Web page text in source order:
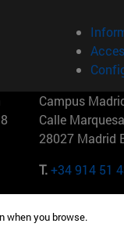
Campus
Calle
28027 Madrid
T.+34 914 51
York Maria-
when you browse.